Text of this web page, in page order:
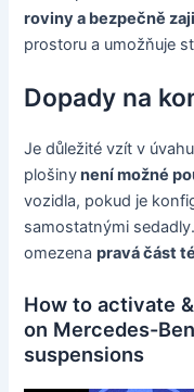
roviny a bezpečně
prostoru a umožňuje
Dopady na
Je důležité vzít v
plošinynení možné
vozidla, pokud je
samostatnými
omezenapravá část
How to activate
on Mercedes-
suspensions